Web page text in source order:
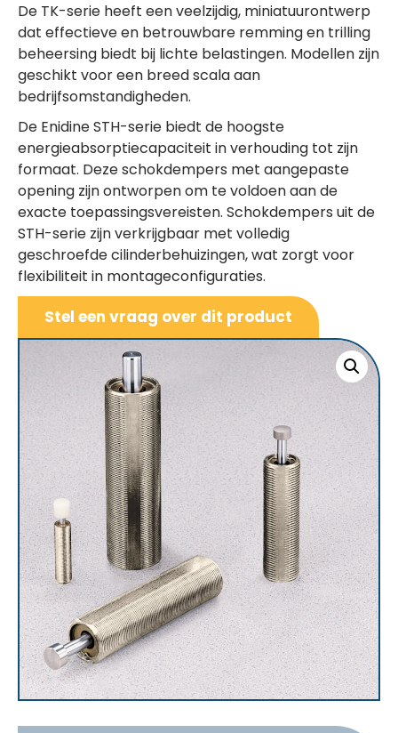
De TK-serie heeft een veelzijdig, miniatuurontwerp
dat effectieve en betrouwbare remming en trilling
beheersing biedt bij lichte belastingen. Modellen zijn
geschikt voor een breed scala aan
bedrijfsomstandigheden.
De Enidine STH-serie biedt de hoogste
energieabsorptiecapaciteit in verhouding tot zijn
formaat. Deze schokdempers met aangepaste
opening zijn ontworpen om te voldoen aan de
exacte toepassingsvereisten. Schokdempers uit de
STH-serie zijn verkrijgbaar met volledig
geschroefde cilinderbehuizingen, wat zorgt voor
flexibiliteit in montageconfiguraties.
Stel een vraag over dit product